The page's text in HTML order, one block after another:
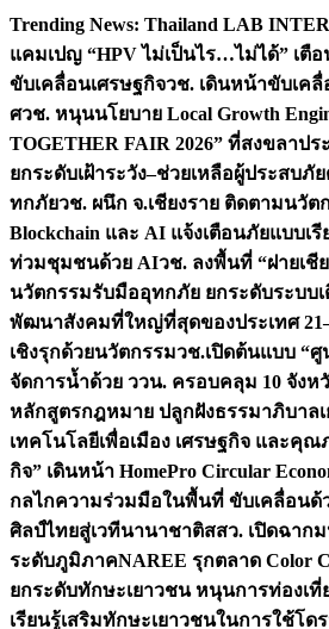
Skip
content
Trending News: Thailand LAB
แคมเปญ “HPV ไม่เป็นไร…ไม่ได้” เตื
ขับเคลื่อนเศรษฐกิจวช. เดินหน้าขับเค
ศวช. หนุนนโยบาย Local Growth
TOGETHER FAIR 2026” ที่สงขลาป
ยกระดับเฝ้าระวัง–ช่วยเหลือผู้ประสบภั
ทกภัยวช. ผนึก จ.เชียงราย ติดตามนวั
Blockchain และ AI แจ้งเตือนภัยแบบ
ท่วมชุมชนด้วย AIวช. ลงพื้นที่ “ฝายเ
นวัตกรรมรับมืออุทกภัย ยกระดับระบบ
พัฒนาสังคมที่ใหญ่ที่สุดของประเทศ
เชิงรุกด้วยนวัตกรรมวช.เปิดต้นแบบ “
จัดการน้ำด้วย ววน. ครอบคลุม 10 จังห
หลักสูตรกฎหมาย ปลูกฝังธรรมาภิบาลเ
เทคโนโลยีเพื่อเมือง เศรษฐกิจ และคุ
กิจ” เดินหน้า HomePro Circular
กลไกความร่วมมือในพื้นที่ ขับเคลื่อนด้
ศิลป์ไทยสู่เวทีนานาชาติสสว. เปิดฉาก
ระดับภูมิภาคNAREE รุกตลาด Color
ยกระดับทักษะเยาวชน หนุนการท่องเ
เรียนรู้เสริมทักษะเยาวชนในการใช้โ